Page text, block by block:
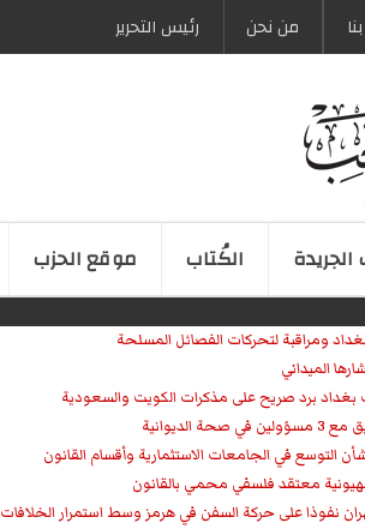
من نحن رئیس التحریر
الكُتاب موقع الحزب
ومراقبة لتحركات الفصائل المسلحة
الميداني
بغداد برد صريح على مذكرات الكويت والسعودية
التوسع في الجامعات الاستثمارية وأقسام القانون
معتقد فلسفي محمي بالقانون
نفوذا على حركة السفن في هرمز وسط استمرار الخلافات